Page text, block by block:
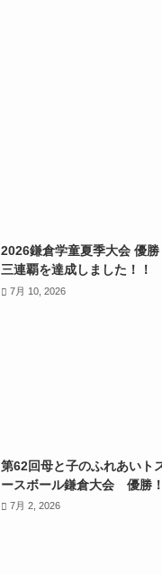
2026鎌倉学童夏季大会 優勝
三連覇を達成しました！！
7月 10, 2026
第62回母と子のふれあいト
ースボール鎌倉大会 優勝！
7月 2, 2026